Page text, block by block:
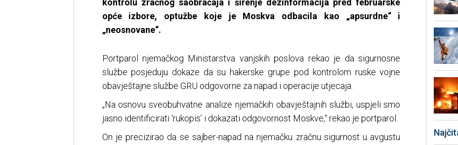
kontrolu zračnog saobraćaja i širenje dezinformacija pred februarske
opće izbore, optužbe koje je Moskva odbacila kao „apsurdne“ i
„neosnovane“.
Portparol njemačkog Ministarstva vanjskih poslova rekao je da sigurnosne
službe posjeduju dokaze da su hakerske grupe pod kontrolom ruske vojne
obavještajne službe GRU odgovorne za napad i operacije utjecaja.
„Na osnovu sveobuhvatne analize njemačkih obavještajnih službi, uspjeli smo
jasno identificirati ‘rukopis’ i dokazati odgovornost Moskve,“ rekao je portparol.
On je precizirao da se sajber-napad na njemačku zračnu sigurnost u avgustu